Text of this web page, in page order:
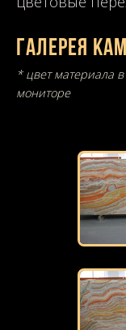
Галерея
* цвет материала
мониторе